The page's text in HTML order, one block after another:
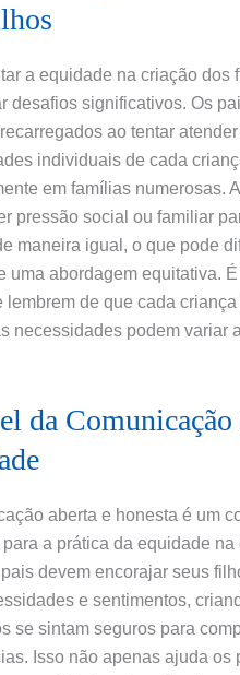
a equidade na criação dos
desafios significativos. Os
ao tentar
individuais de cada
em famílias numerosas.
pressão social ou familiar
maneira igual, o que pode
uma abordagem equitativa.
lembrem de que cada
necessidades podem variar
da Comunicação
aberta e honesta é um
a prática da equidade na
devem encorajar seus
e sentimentos,
se sintam seguros para
Isso não apenas ajuda os